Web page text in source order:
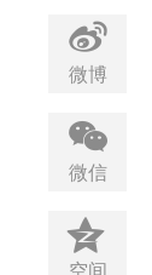
微博
微信
空间